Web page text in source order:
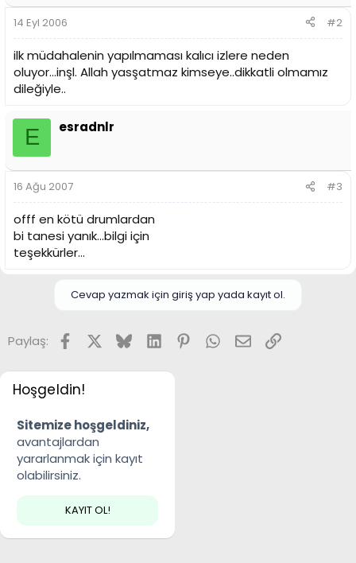
14 Eyl 2006 #2
ilk müdahalenin yapılmaması kalıcı izlere neden
oluyor...inşl. Allah yasşatmaz kimseye..dikkatli olmamız
dileğiyle..
E esradnlr
16 Ağu 2007 #3
offf en kötü drumlardan
bi tanesi yanık...bilgi için
teşekkürler...
Cevap yazmak için giriş yap yada kayıt ol.
Paylaş: FacebookBlueskyLinkedInPinterestWhatsApp
E-posta
Link
Hoşgeldin!
Sitemize hoşgeldiniz,
avantajlardan
yararlanmak için kayıt
olabilirsiniz.
KAYIT OL!